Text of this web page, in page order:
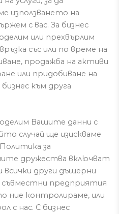
използването на
с вас. За бизнес
или прехвърлим
със или по време на
продажба на активи
или придобиване на
към друга
Вашите данни с
случай ще изискваме
за
дружества включват
всички други дъщерни
предприятия
ние контролираме, или
с нас. С бизнес